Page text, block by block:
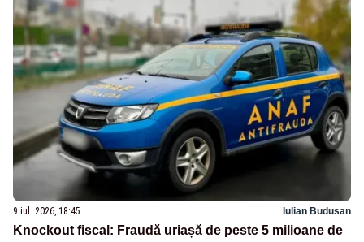
9 iul. 2026, 18:45 Iulian Budusan
Knockout fiscal: Fraudă uriașă de peste 5 milioane de